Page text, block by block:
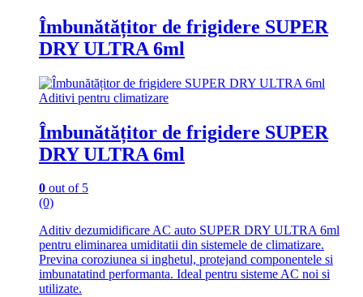
Îmbunătățitor de frigidere SUPER
DRY ULTRA 6ml
Aditivi pentru climatizare
Îmbunătățitor de frigidere SUPER
DRY ULTRA 6ml
0 out of 5
(0)
Aditiv dezumidificare AC auto SUPER DRY ULTRA 6ml
pentru eliminarea umiditatii din sistemele de climatizare.
Previna coroziunea si inghetul, protejand componentele si
imbunatatind performanta. Ideal pentru sisteme AC noi si
utilizate.